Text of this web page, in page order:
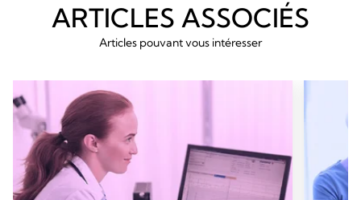
ARTICLES ASSOCIÉS
Articles pouvant vous intéresser